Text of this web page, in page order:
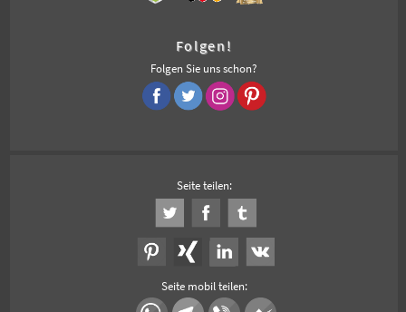
Folgen!
Folgen Sie uns schon?
Seite teilen:
Seite mobil teilen: